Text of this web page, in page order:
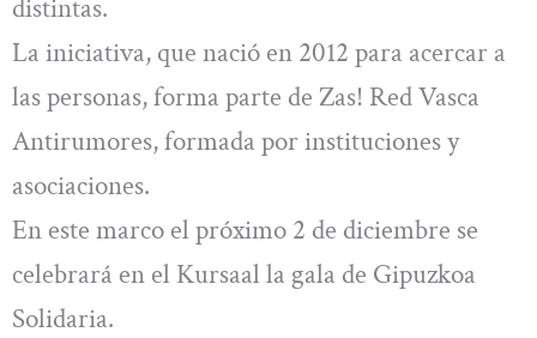
distintas.
La iniciativa, que nació en 2012 para acercar a
las personas, forma parte de Zas! Red Vasca
Antirumores, formada por instituciones y
asociaciones.
En este marco el próximo 2 de diciembre se
celebrará en el Kursaal la gala de Gipuzkoa
Solidaria.